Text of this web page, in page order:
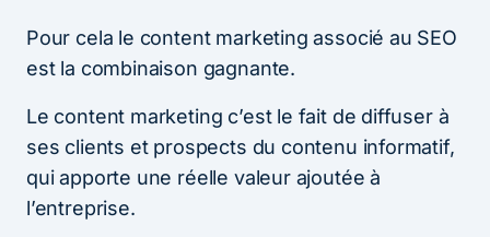
Pour cela le content marketing associé au SEO
est la combinaison gagnante.
Le content marketing c’est le fait de diffuser à
ses clients et prospects du contenu informatif,
qui apporte une réelle valeur ajoutée à
l’entreprise.